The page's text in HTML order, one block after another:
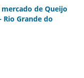
de Queijo
Grande do